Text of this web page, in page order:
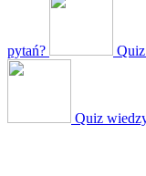
pytań?
Quiz